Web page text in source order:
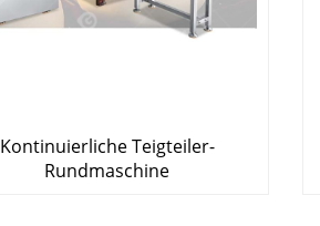
Kontinuierliche Teigteiler-
Rundmaschine